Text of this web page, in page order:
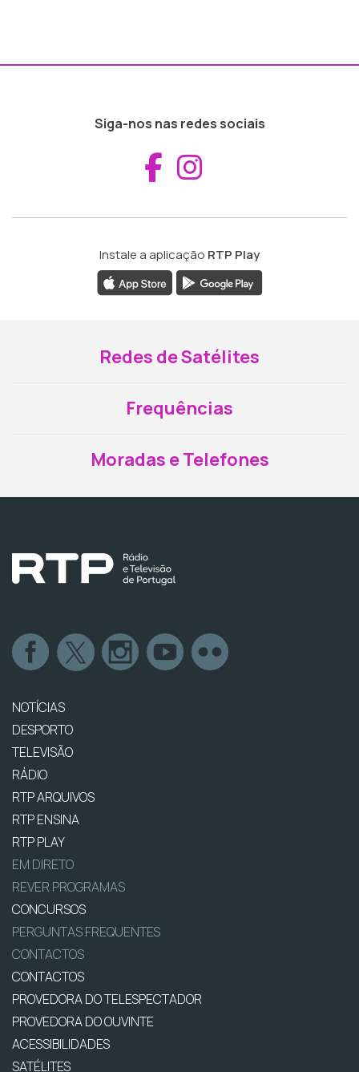
Siga-nos nas redes sociais
Aceder ao
Instale a aplicação RTP Play
Redes de Satélites
Frequências
Moradas e Telefones
NOTÍCIAS
DESPORTO
TELEVISÃO
RÁDIO
RTP ARQUIVOS
RTP ENSINA
RTP PLAY
EM DIRETO
REVER PROGRAMAS
CONCURSOS
PERGUNTAS FREQUENTES
CONTACTOS
CONTACTOS
PROVEDORA DO TELESPECTADOR
PROVEDORA DO OUVINTE
ACESSIBILIDADES
SATÉLITES